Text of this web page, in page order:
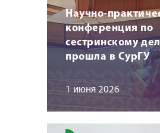
Научно-
конференция по
сестринскому
прошла в СурГУ
1 июня 2026